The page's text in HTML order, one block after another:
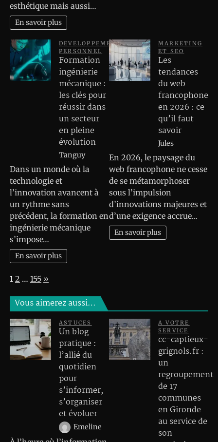
esthétique mais aussi…
En savoir plus
DEVELOPPEMENT
PERSONNEL
Formation
ingénierie
mécanique :
les clés pour
réussir dans
un secteur
en pleine
évolution
Tanguy
Dans un monde où la
technologie et
l’innovation avancent à
un rythme sans
précédent, la formation en
ingénierie mécanique
s’impose…
En savoir plus
MARKETING
ET SEO
Les
tendances
du web
francophone
en 2026 : ce
qu’il faut
savoir
Jules
En 2026, le paysage du
web francophone ne cesse
de se métamorphoser
sous l’impulsion
d’innovations majeures et
d’une exigence accrue…
En savoir plus
Page:
1 2 … 155 Next
»
Vous aimerez aussi…
ASTUCES
Un blog
pratique :
l’allié du
quotidien
pour
s’informer,
s’organiser
et évoluer
Emeline
A VOTRE
SERVICE
cc-captieux-
grignols.fr :
un
regroupement
de 17
communes
en Gironde
au service de
son